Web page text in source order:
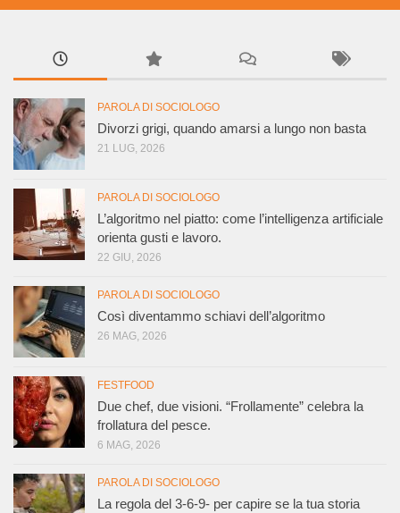
PAROLA DI SOCIOLOGO
Divorzi grigi, quando amarsi a lungo non basta
21 LUG, 2026
PAROLA DI SOCIOLOGO
L’algoritmo nel piatto: come l’intelligenza artificiale
orienta gusti e lavoro.
22 GIU, 2026
PAROLA DI SOCIOLOGO
Così diventammo schiavi dell’algoritmo
26 MAG, 2026
FESTFOOD
Due chef, due visioni. “Frollamente” celebra la
frollatura del pesce.
6 MAG, 2026
PAROLA DI SOCIOLOGO
La regola del 3-6-9- per capire se la tua storia